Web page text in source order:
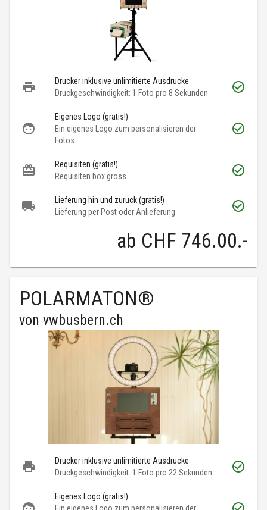
Drucker inklusive unlimitierte Ausdrucke
Druckgeschwindigkeit: 1 Foto pro 8 Sekunden
Eigenes Logo (gratis!)
Ein eigenes Logo zum personalisieren der
Fotos
Requisiten (gratis!)
Requisiten box gross
Lieferung hin und zurück (gratis!)
Lieferung per Post oder Anlieferung
ab CHF 746.00.-
POLARMATON®
von vwbusbern.ch
Drucker inklusive unlimitierte Ausdrucke
Druckgeschwindigkeit: 1 Foto pro 22 Sekunden
Eigenes Logo (gratis!)